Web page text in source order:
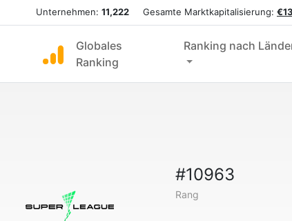
Unternehmen: 11,222 Gesamte Marktkapitalisierung:
Globales
Ranking
Ranking nach
#10963
Rang